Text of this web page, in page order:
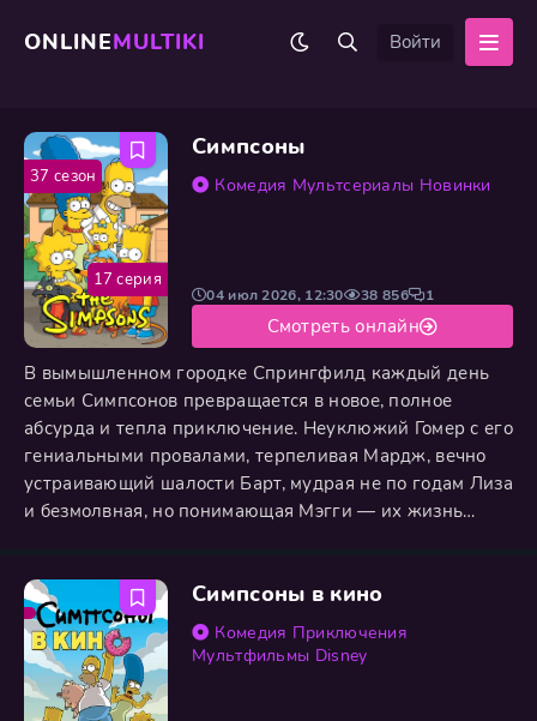
ONLINEMULTIKI Войти
Симпсоны
Комедия Мультсериалы Новинки
В вымышленном городке Спрингфилд каждый день
семьи Симпсонов превращается в новое, полное
абсурда и тепла приключение. Неуклюжий Гомер с его
гениальными провалами, терпеливая Мардж, вечно
устраивающий шалости Барт, мудрая не по годам Лиза
и безмолвная, но понимающая Мэгги — их жизнь
так и глубоко человечные ситуации. Сериал, давно
переросший статус просто шоу и ставший глобальным
культурным
04 июл 2026, 12:30 38 856 1
Смотреть онлайн
17 серия
37 сезон
Симпсоны в кино
Комедия Приключения
Мультфильмы Disney